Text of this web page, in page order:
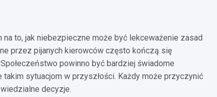
to, jak niebezpieczne może być lekceważenie zasad
przez pijanych kierowców często kończą się
powinno być bardziej świadome
sytuacjom w przyszłości. Każdy może przyczynić
decyzje.